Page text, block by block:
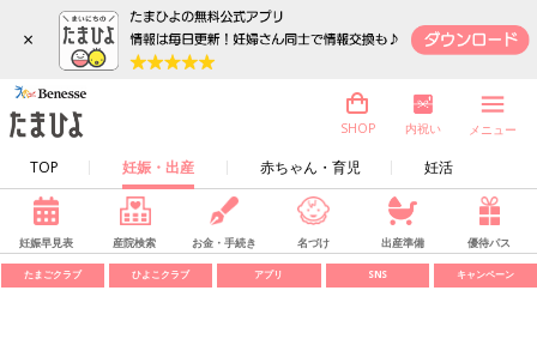
×
TOP 妊娠・出産 赤ちゃん・育児 妊活
SHOP 内祝い メニュー
妊娠早見表 産院検索 お金・手続き 名づけ 出産準備 優待パス
たまごクラブ ひよこクラブ アプリ SNS キャンペーン